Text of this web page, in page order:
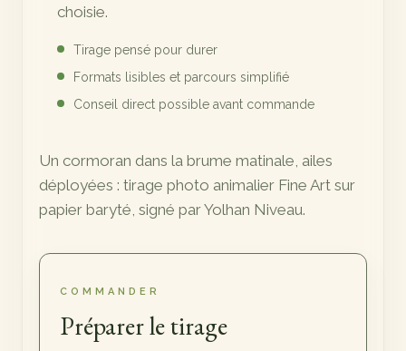
720,00 €
choisie.
Tirage pensé pour durer
Formats lisibles et parcours simplifié
Conseil direct possible avant commande
Un cormoran dans la brume matinale, ailes
déployées : tirage photo animalier Fine Art sur
papier baryté, signé par Yolhan Niveau.
COMMANDER
Préparer le tirage